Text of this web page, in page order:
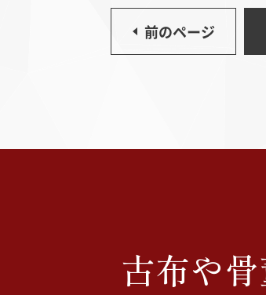
前のページ
古布や